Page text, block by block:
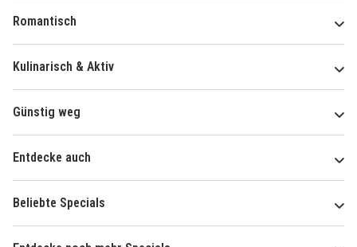
Romantisch
Kulinarisch & Aktiv
Günstig weg
Entdecke auch
Beliebte Specials